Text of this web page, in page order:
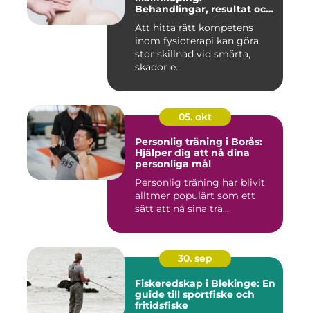
Behandlingar, resultat och
Att hitta rätt kompetens
inom fysioterapi kan göra
stor skillnad vid smärta,
skador e...
05. okt
Personlig träning i Borås:
Hjälper dig att nå dina
personliga mål
Personlig träning har blivit
alltmer populärt som ett
sätt att nå sina trä...
30. sep
Fiskeredskap i Blekinge: En
guide till sportfiske och
fritidsfiske